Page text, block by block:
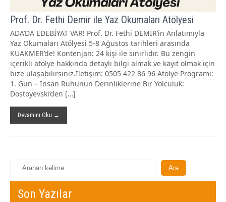
Prof. Dr. Fethi Demir ile Yaz Okumaları Atölyesi
ADA’DA EDEBİYAT VAR! Prof. Dr. Fethi DEMİR’in Anlatımıyla
Yaz Okumaları Atölyesi 5-8 Ağustos tarihleri arasında
KUAKMER’de! Kontenjan: 24 kişi ile sınırlıdır. Bu zengin
içerikli atölye hakkında detaylı bilgi almak ve kayıt olmak için
bize ulaşabilirsiniz.İletişim: 0505 422 86 96 Atölye Programı:
1. Gün – İnsan Ruhunun Derinliklerine Bir Yolculuk:
Dostoyevski’den […]
Devamını Oku →
Son Yazılar